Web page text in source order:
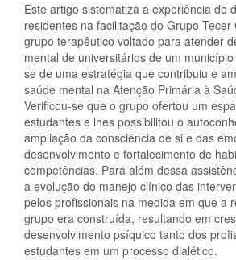
Este artigo sistematiza a experiência de
residentes na facilitação do Grupo Tecer
grupo terapêutico voltado para atender
mental de universitários de um
se de uma estratégia que contribuiu e
saúde mental na Atenção Primária à
Verificou-se que o grupo ofertou um
estudantes e lhes possibilitou o
ampliação da consciência de si e das
desenvolvimento e fortalecimento de
competências. Para além dessa
a evolução do manejo clínico das
pelos profissionais na medida em que a
grupo era construída, resultando em
desenvolvimento psíquico tanto dos
estudantes em um processo dialético.